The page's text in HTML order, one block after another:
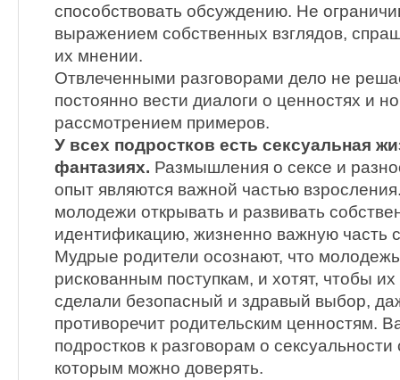
способствовать обсуждению. Не
выражением собственных взглядов,
их мнении.
Отвлеченными разговорами дело не
постоянно вести диалоги о ценностях и
рассмотрением примеров.
У всех подростков есть сексуальная
фантазиях. Размышления о сексе и
опыт являются важной частью
молодежи открывать и развивать
идентификацию, жизненно важную часть
Мудрые родители осознают, что
рискованным поступкам, и хотят, чтобы
сделали безопасный и здравый выбор,
противоречит родительским ценностям.
подростков к разговорам о
которым можно доверять.